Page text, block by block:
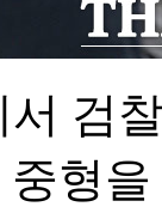
서 검
형